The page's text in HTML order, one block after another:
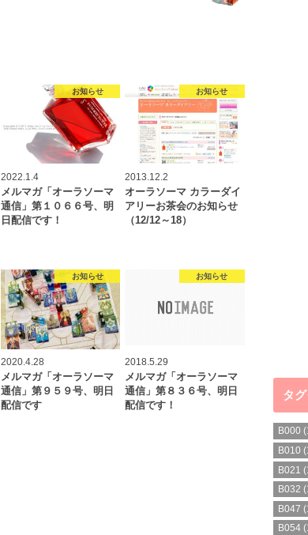
お知らせ
2022.1.4
メルマガ「オーラソーマ
通信」第１０６６号、明
日配信です！
お知らせ
2013.12.2
オーラソーマ カラーダイ
アリーお茶会のお知らせ
（12/12～18）
お知らせ
2020.4.28
メルマガ「オーラソーマ
通信」第９５９号、明日
配信です
お知らせ
2018.5.29
メルマガ「オーラソーマ
通信」第８３６号、明日
配信です！
タ
B000
B010
B021
B032
B047
B054